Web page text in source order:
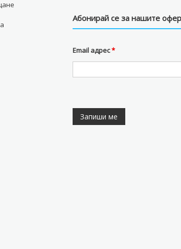
Facebook
TwitterYouTube
Абонирай се за нашите
Email адрес*